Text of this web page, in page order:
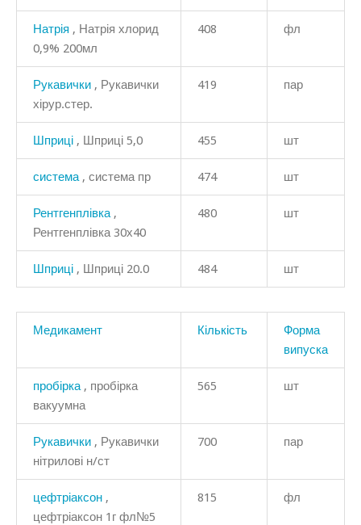
Натрія , Натрія хлорид
0,9% 200мл
408 фл
Рукавички , Рукавички
хірур.стер.
419 пар
Шприці , Шприці 5,0 455 шт
система , система пр 474 шт
Рентгенплівка ,
Рентгенплівка 30х40
480 шт
Шприці , Шприці 20.0 484 шт
Медикамент Кількість
Форма
випуска
пробірка , пробірка
вакуумна
565 шт
Рукавички , Рукавички
нітрилові н/ст
700 пар
цефтріаксон ,
цефтріаксон 1г фл№5
815 фл